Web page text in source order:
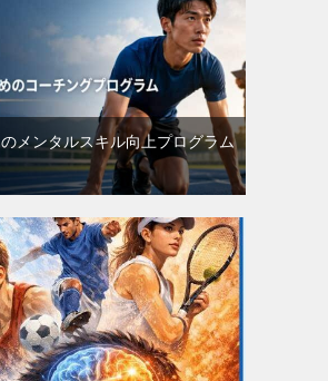
メンタルスキル向上プログラム